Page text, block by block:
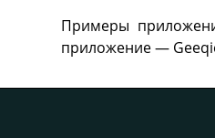
Примеры
приложение —